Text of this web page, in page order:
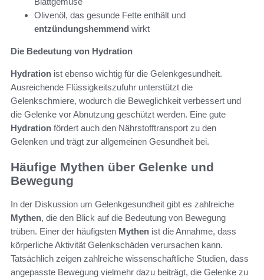
Olivenöl, das gesunde Fette enthält und
entzündungshemmend wirkt
Die Bedeutung von Hydration
Hydration ist ebenso wichtig für die Gelenkgesundheit.
Ausreichende Flüssigkeitszufuhr unterstützt die
Gelenkschmiere, wodurch die Beweglichkeit verbessert und
die Gelenke vor Abnutzung geschützt werden. Eine gute
Hydration fördert auch den Nährstofftransport zu den
Gelenken und trägt zur allgemeinen Gesundheit bei.
Häufige Mythen über Gelenke und
Bewegung
In der Diskussion um Gelenkgesundheit gibt es zahlreiche
Mythen, die den Blick auf die Bedeutung von Bewegung
trüben. Einer der häufigsten Mythen ist die Annahme, dass
körperliche Aktivität Gelenkschäden verursachen kann.
Tatsächlich zeigen zahlreiche wissenschaftliche Studien, dass
angepasste Bewegung vielmehr dazu beiträgt, die Gelenke zu